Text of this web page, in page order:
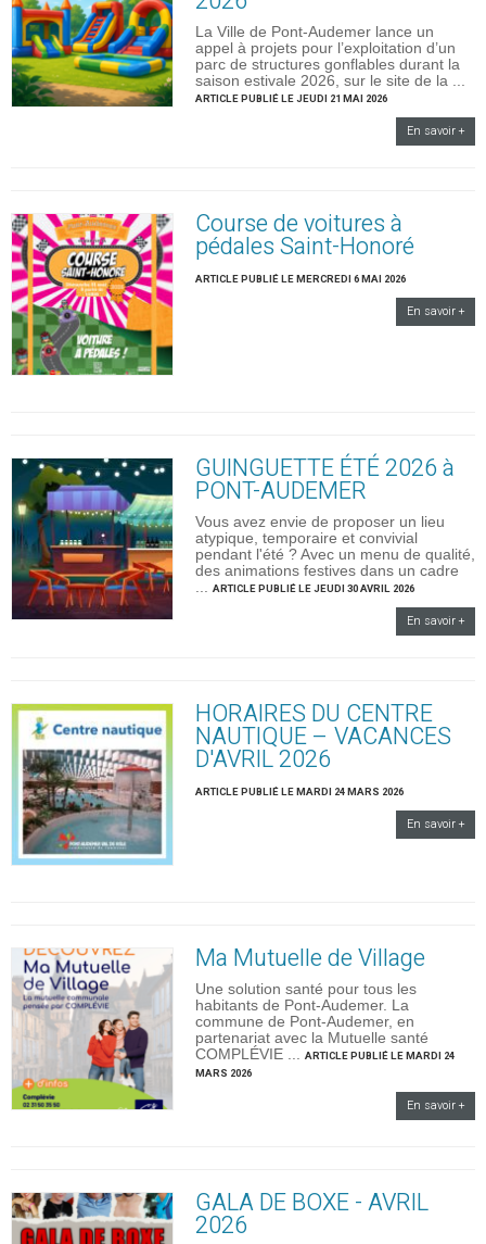
La Ville de Pont-Audemer lance un
appel à projets pour l’exploitation d’un
parc de structures gonflables durant la
saison estivale 2026, sur le site de la ...
ARTICLE PUBLIÉ LE JEUDI 21 MAI 2026
En savoir +
Course de voitures à
pédales Saint-Honoré
ARTICLE PUBLIÉ LE MERCREDI 6 MAI 2026
En savoir +
GUINGUETTE ÉTÉ 2026 à
PONT-AUDEMER
Vous avez envie de proposer un lieu
atypique, temporaire et convivial
pendant l'été ? Avec un menu de qualité,
des animations festives dans un cadre
ARTICLE PUBLIÉ LE JEUDI 30 AVRIL 2026
En savoir +
HORAIRES DU CENTRE
NAUTIQUE – VACANCES
D'AVRIL 2026
ARTICLE PUBLIÉ LE MARDI 24 MARS 2026
En savoir +
Ma Mutuelle de Village
Une solution santé pour tous les
habitants de Pont-Audemer. La
commune de Pont-Audemer, en
partenariat avec la Mutuelle santé
COMPLÉVIE ... ARTICLE PUBLIÉ LE MARDI 24
MARS 2026
En savoir +
GALA DE BOXE - AVRIL
2026